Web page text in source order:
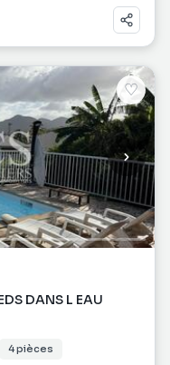
♡
DANS L EAU
4 pièces